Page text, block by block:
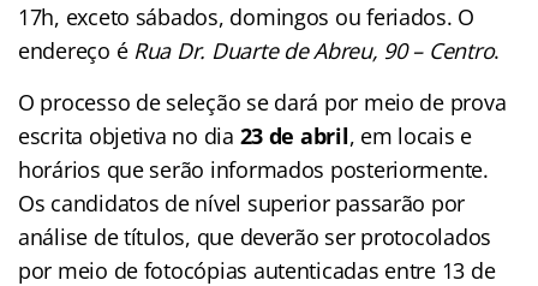
17h, exceto sábados, domingos ou feriados. O
endereço é Rua Dr. Duarte de Abreu, 90 – Centro.
O processo de seleção se dará por meio de prova
escrita objetiva no dia 23 de abril, em locais e
horários que serão informados posteriormente.
Os candidatos de nível superior passarão por
análise de títulos, que deverão ser protocolados
por meio de fotocópias autenticadas entre 13 de